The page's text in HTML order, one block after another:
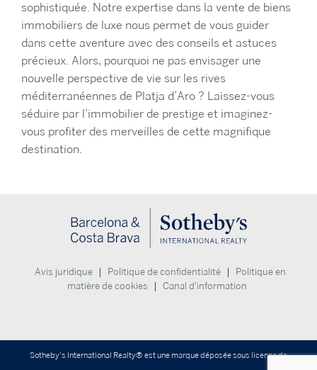
sophistiquée. Notre expertise dans la vente de biens
immobiliers de luxe nous permet de vous guider
dans cette aventure avec des conseils et astuces
précieux. Alors, pourquoi ne pas envisager une
nouvelle perspective de vie sur les rives
méditerranéennes de Platja d’Aro ? Laissez-vous
séduire par l’immobilier de prestige et imaginez-
vous profiter des merveilles de cette magnifique
destination.
Avis juridique Politique de confidentialité
Politique en
matière de cookies
Canal d'information
Sotheby's International Realty® est une marque déposée sous licence de